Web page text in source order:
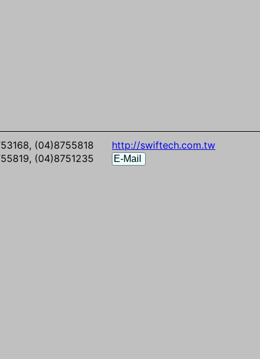
(04)8755818
(04)8751235
http://swiftech.com.tw